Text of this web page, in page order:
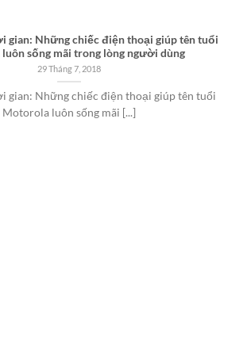
gian: Những chiếc điện thoại giúp tên tuổi
sống mãi trong lòng người dùng
29 Tháng 7, 2018
gian: Những chiếc điện thoại giúp tên tuổi
Motorola luôn sống mãi [...]